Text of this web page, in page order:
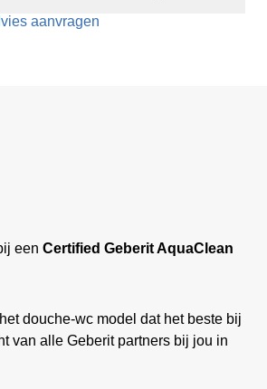
aanvragen
een Certified Geberit AquaClean
douche-wc model dat het beste bij
van alle Geberit partners bij jou in